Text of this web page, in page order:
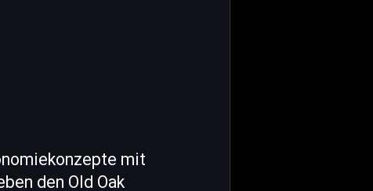
mit
den Old Oak